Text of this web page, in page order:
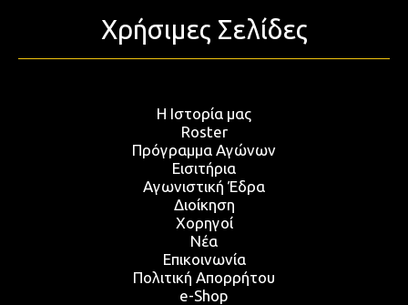
Χρήσιμες Σελίδες
Η Ιστορία μας
Roster
Πρόγραμμα Αγώνων
Εισιτήρια
Αγωνιστική Έδρα
Διοίκηση
Χορηγοί
Νέα
Επικοινωνία
Πολιτική Απορρήτου
e-Shop